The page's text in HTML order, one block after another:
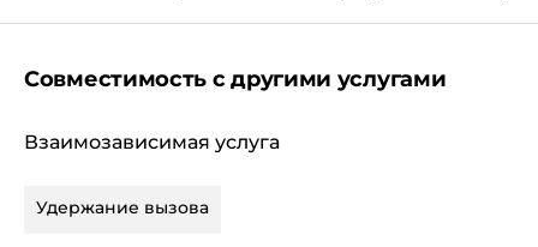
Совместимость с другими услугами
Взаимозависимая услуга
Удержание вызова